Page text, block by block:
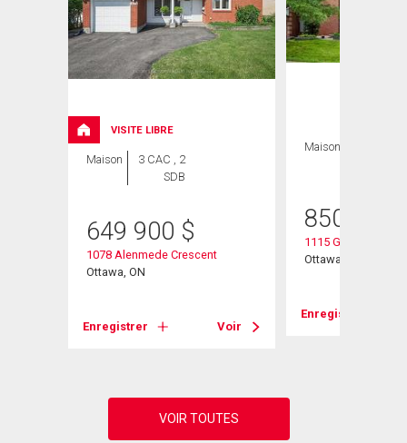
VISITE LIBRE
Maison
3 CAC , 2
SDB
649 900 $
1078 Alenmede Crescent
Ottawa, ON
Enregistrer Voir
Maison
850 000
1115 Grenon
Ottawa, ON
Enregistrer